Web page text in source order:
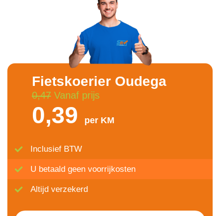
Fietskoerier Oudega
0,47Vanaf prijs
0,39 per KM
Inclusief BTW
U betaald geen voorrijkosten
Altijd verzekerd